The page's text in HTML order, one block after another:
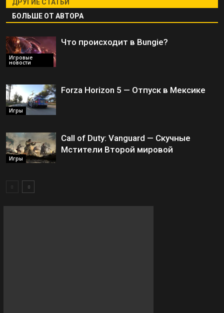
ДРУГИЕ СТАТЬИ
БОЛЬШЕ ОТ АВТОРА
Игровые
новости
Что происходит в Bungie?
Игры
Forza Horizon 5 — Отпуск в Мексике
Игры
Call of Duty: Vanguard — Скучные
Мстители Второй мировой